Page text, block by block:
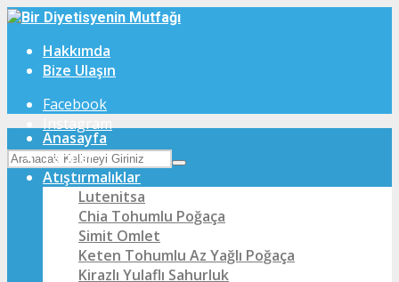
Hakkımda
Bize Ulaşın
Facebook
Instagram
Anasayfa
Tarifler
Atıştırmalıklar
Lutenitsa
Chia Tohumlu Poğaça
Simit Omlet
Keten Tohumlu Az Yağlı Poğaça
Kirazlı Yulaflı Sahurluk